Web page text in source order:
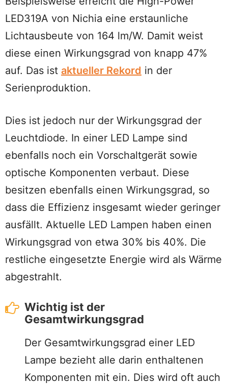
LED319A von Nichia eine erstaunliche
Lichtausbeute von 164 lm/W. Damit weist
diese einen Wirkungsgrad von knapp 47%
auf. Das ist aktueller Rekord in der
Serienproduktion.
Dies ist jedoch nur der Wirkungsgrad der
Leuchtdiode. In einer LED Lampe sind
ebenfalls noch ein Vorschaltgerät sowie
optische Komponenten verbaut. Diese
besitzen ebenfalls einen Wirkungsgrad, so
dass die Effizienz insgesamt wieder geringer
ausfällt. Aktuelle LED Lampen haben einen
Wirkungsgrad von etwa 30% bis 40%. Die
restliche eingesetzte Energie wird als Wärme
abgestrahlt.
Wichtig ist der
Gesamtwirkungsgrad
Der Gesamtwirkungsgrad einer LED
Lampe bezieht alle darin enthaltenen
Komponenten mit ein. Dies wird oft auch